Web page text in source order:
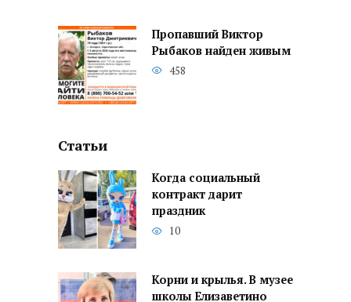
Пропавший Виктор
Рыбаков найден живым
458
Статьи
Когда социальный
контракт дарит
праздник
10
Корни и крылья. В музее
школы Елизаветино